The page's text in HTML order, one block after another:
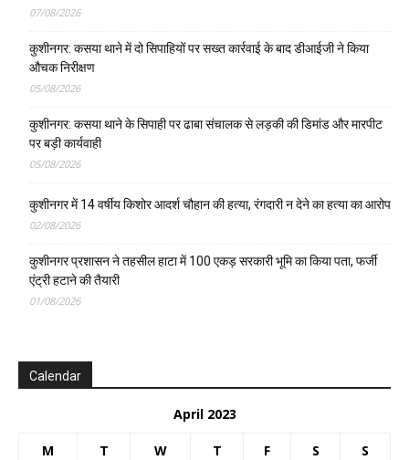
07/08/2026
कुशीनगर: कसया थाने में दो सिपाहियों पर सख्त कार्रवाई के बाद डीआईजी ने किया
औचक निरीक्षण
05/08/2026
कुशीनगर: कसया थाने के सिपाही पर ढाबा संचालक से लड़की की डिमांड और मारपीट
पर बड़ी कार्यवाही
05/08/2026
कुशीनगर में 14 वर्षीय किशोर आदर्श चौहान की हत्या, रंगदारी न देने का हत्या का आरोप
02/08/2026
कुशीनगर प्रशासन ने तहसील हाटा में 100 एकड़ सरकारी भूमि का किया पता, फर्जी
एंट्री हटाने की तैयारी
01/08/2026
Calendar
April 2023
M T W T F S S